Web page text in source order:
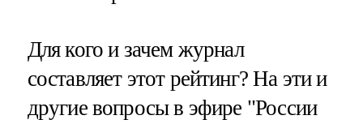
Для кого и зачем журнал
составляет этот рейтинг? На эти и
другие вопросы в эфире "России